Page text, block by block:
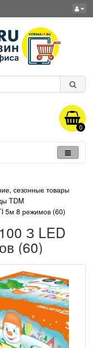
0
сезонные товары
TDM
5м 8 режимов (60)
З LED
(60)